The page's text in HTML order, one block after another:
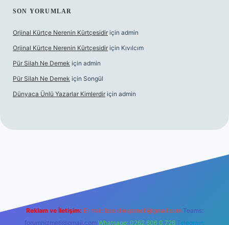
SON YORUMLAR
Orjinal Kürtçe Nerenin Kürtçesidir için admin
Orjinal Kürtçe Nerenin Kürtçesidir için Kıvılcım
Pür Silah Ne Demek için admin
Pür Silah Ne Demek için Songül
Dünyaca Ünlü Yazarlar Kimlerdir için admin
Reklam ve İletişim: E-mail: backlinkpaneli@gmail.com Teams:
forumhizmeti@gmail.com Whatsapp: 0262 606 0 726 Telegram: